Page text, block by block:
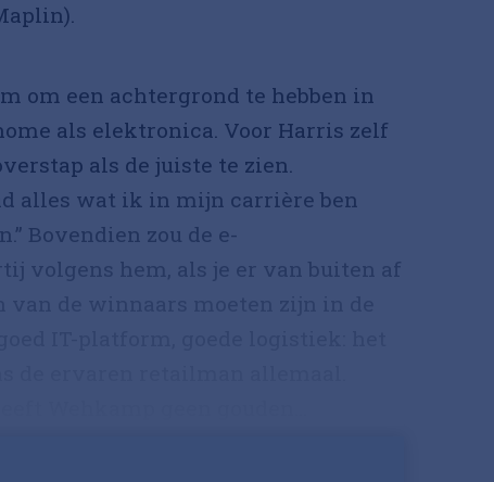
om een achtergrond te hebben in
als elektronica. Voor Harris zelf
als de juiste te zien.
alles wat ik in mijn carrière ben
Bovendien zou de e-
volgens hem, als je er van buiten af